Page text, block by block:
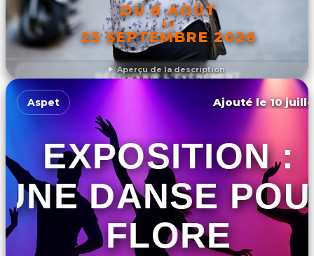
Aperçu de la description
DU 8 AOÛT
AU
25 SEPTEMBRE 2026
DÉCOUVRIR L'ÉVÉNEMENT
Aspet Ajouté le 10
EXPOSITION :
UNE DANSE
FLORE